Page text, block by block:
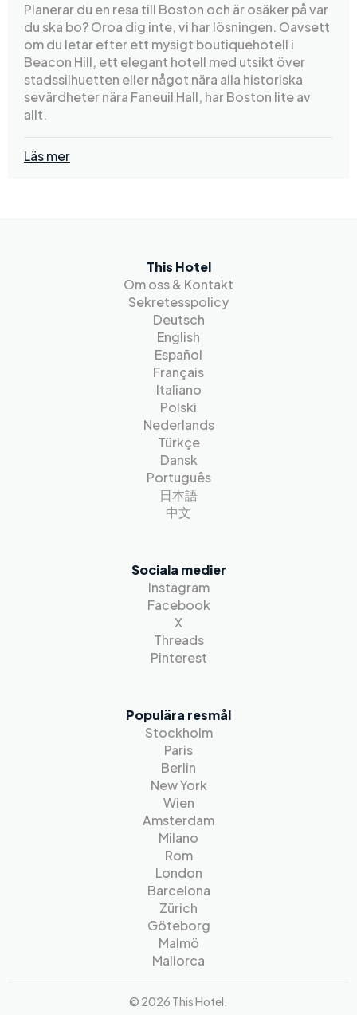
Planerar du en resa till Boston och är osäker på var
du ska bo? Oroa dig inte, vi har lösningen. Oavsett
om du letar efter ett mysigt boutiquehotell i
Beacon Hill, ett elegant hotell med utsikt över
stadssilhuetten eller något nära alla historiska
sevärdheter nära Faneuil Hall, har Boston lite av
allt.
Läs mer
This Hotel
Om oss & Kontakt
Sekretesspolicy
Deutsch
English
Español
Français
Italiano
Polski
Nederlands
Türkçe
Dansk
Português
日本語
中文
Sociala medier
Instagram
Facebook
X
Threads
Pinterest
Populära resmål
Stockholm
Paris
Berlin
New York
Wien
Amsterdam
Milano
Rom
London
Barcelona
Zürich
Göteborg
Malmö
Mallorca
© 2026 This Hotel.